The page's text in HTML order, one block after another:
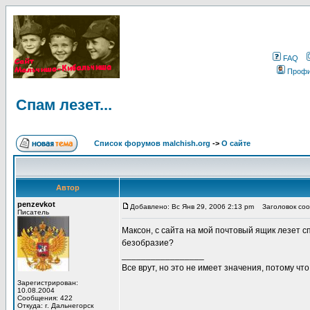
FAQ
Спам лезет...
Список форумов malchish.org -> О сайте
Автор
penzevkot
Писатель
Зарегистрирован:
10.08.2004
Сообщения: 422
Откуда: г. Дальнегорск
Добавлено: Вс Янв 29, 2006 2:13 pm Заголовок
Максон, с сайта на мой почтовый ящик лезет
безобразие?
Все врут, но это не имеет значения, потому